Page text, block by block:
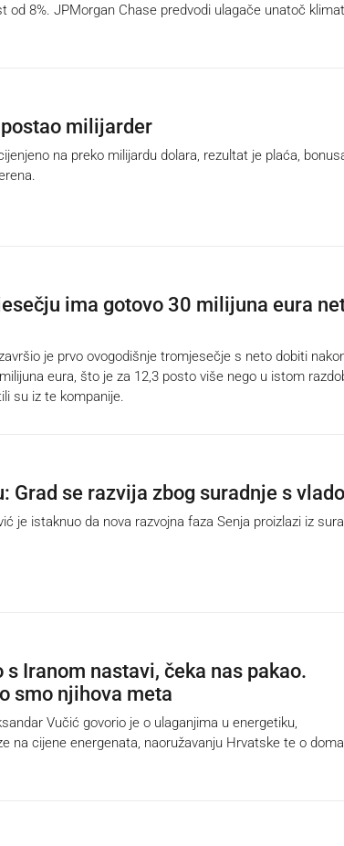
od 8%. JPMorgan Chase predvodi ulagače unatoč
milijarder
na preko milijardu dolara, rezultat je plaća,
ima gotovo 30 milijuna eura
je prvo ovogodišnje tromjesečje s neto dobiti
eura, što je za 12,3 posto više nego u istom
su iz te kompanije.
Grad se razvija zbog suradnje s
je istaknuo da nova razvojna faza Senja proizlazi iz
s Iranom nastavi, čeka nas pakao.
smo njihova meta
Vučić govorio je o ulaganjima u energetiku,
na cijene energenata, naoružavanju Hrvatske te o